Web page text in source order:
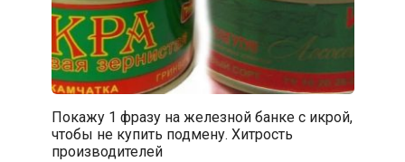
Покажу 1 фразу на железной банке с икрой,
чтобы не купить подмену. Хитрость
производителей